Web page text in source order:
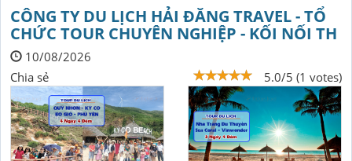
CÔNG TY DU LỊCH HẢI ĐĂNG TRAVEL - TỔ
CHỨC TOUR CHUYÊN NGHIỆP - KỐI NỐI TH
10/08/2026
5.0/5 (1 votes)
Chia sẻ